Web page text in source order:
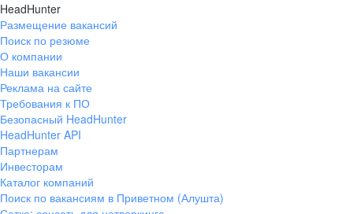
HeadHunter
Размещение вакансий
Поиск по резюме
О компании
Наши вакансии
Реклама на сайте
Требования к ПО
Безопасный HeadHunter
HeadHunter API
Партнерам
Инвесторам
Каталог компаний
Поиск по вакансиям в Приветном (Алушта)